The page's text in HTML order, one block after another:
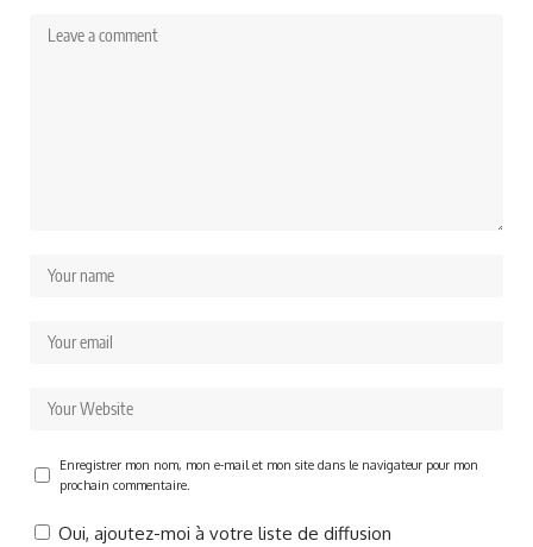
Enregistrer mon nom, mon e-mail et mon site dans le navigateur pour mon
prochain commentaire.
Oui, ajoutez-moi à votre liste de diffusion